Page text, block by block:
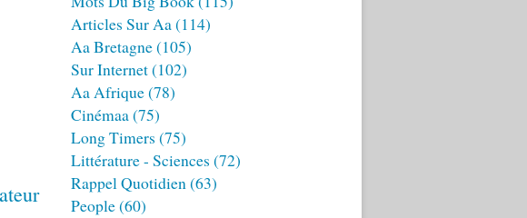
Articles Sur Aa(114)
Aa Bretagne(105)
Sur Internet(102)
Aa Afrique(78)
Cinémaa(75)
Long Timers (75)
Littérature - Sciences (72)
Rappel Quotidien(63)
People(60)